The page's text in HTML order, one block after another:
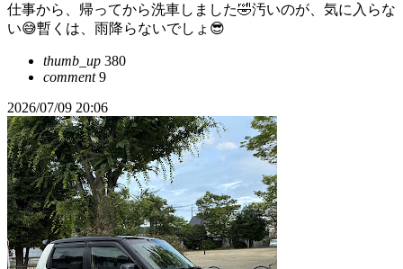
仕事から、帰ってから洗車しました🤣汚いのが、気に入らな
い😅暫くは、雨降らないでしょ😎
thumb_up 380
comment9
2026/07/09 20:06